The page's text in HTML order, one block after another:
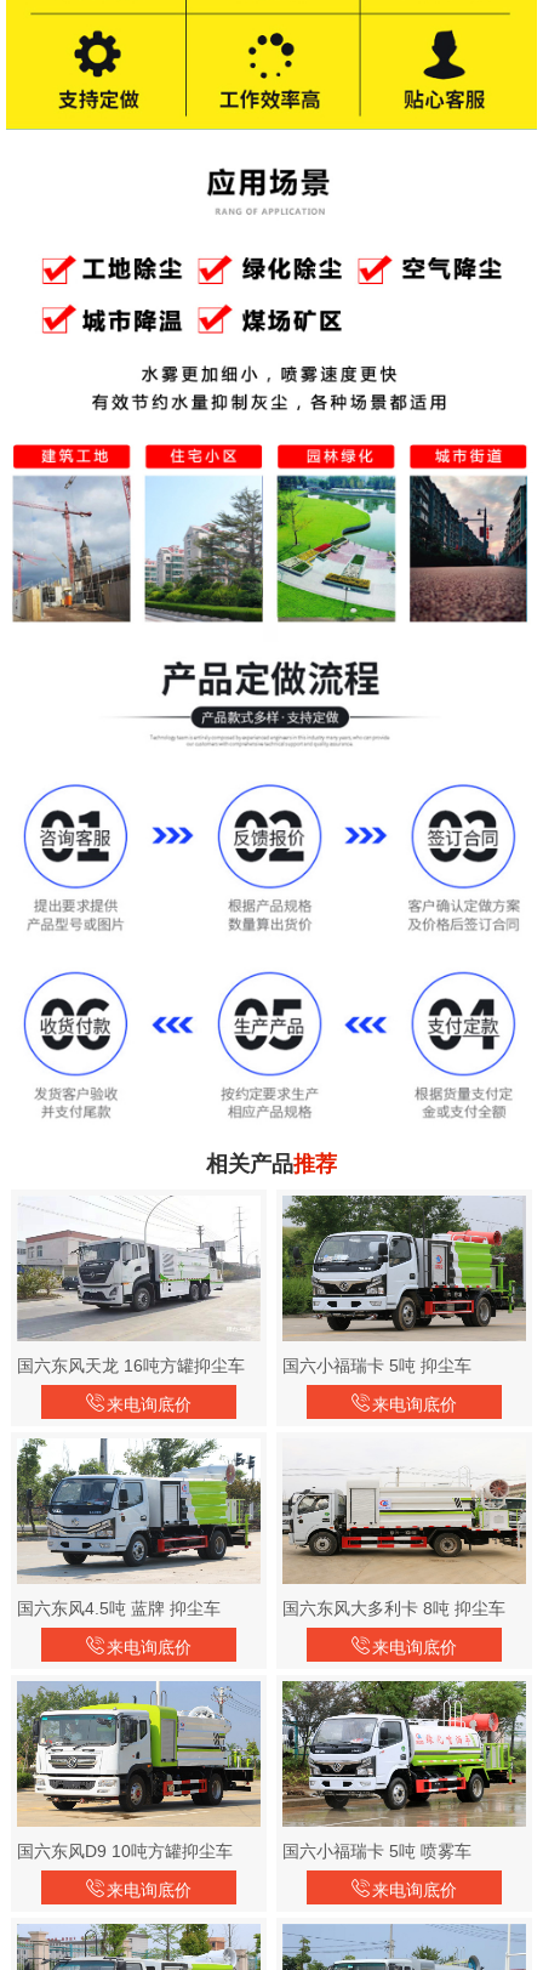
相关产品推荐
国六东风天龙 16吨方罐抑尘车
来电询底价
国六小福瑞卡 5吨 抑尘车
来电询底价
国六东风4.5吨 蓝牌 抑尘车
来电询底价
国六东风大多利卡 8吨 抑尘车
来电询底价
国六东风D9 10吨方罐抑尘车
来电询底价
国六小福瑞卡 5吨 喷雾车
来电询底价